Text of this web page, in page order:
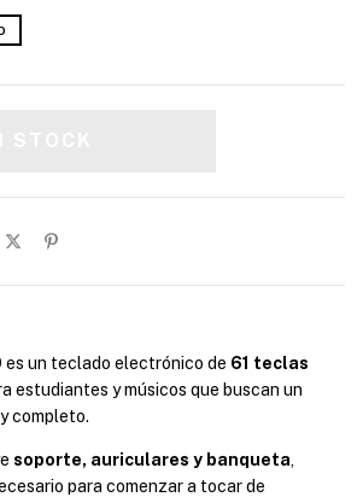
es un teclado electrónico de 61 teclas
estudiantes y músicos que buscan un
completo.
soporte, auriculares y banqueta,
para comenzar a tocar de